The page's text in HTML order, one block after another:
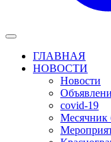
ГЛАВНАЯ
НОВОСТИ
Новости
covid-19
Месячник